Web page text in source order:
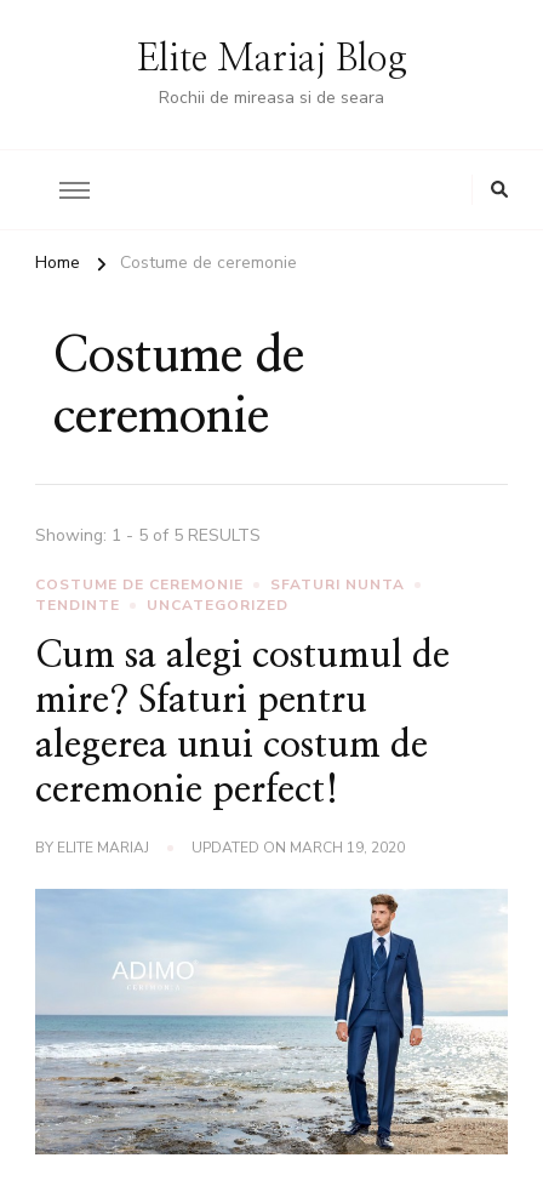
Elite Mariaj Blog
Rochii de mireasa si de seara
Home Costume de ceremonie
Costume de
ceremonie
Showing: 1 - 5 of 5 RESULTS
COSTUME DE CEREMONIE
SFATURI NUNTA
TENDINTE
UNCATEGORIZED
Cum sa alegi costumul de
mire? Sfaturi pentru
alegerea unui costum de
ceremonie perfect!
BY ELITE MARIAJ UPDATED ON MARCH 19, 2020